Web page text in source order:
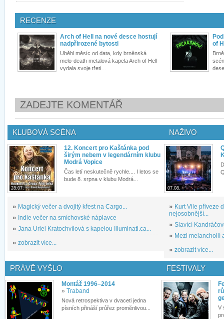
RECENZE
Arch of Hell na nové desce hostují
nadpřirozené bytosti
Uběhl měsíc od data, kdy brněnská
melo-death metalová kapela Arch of Hell
vydala svoje třetí...
of
ZADEJTE KOMENTÁŘ
KLUBOVÁ SCÉNA
28.07.
12. Koncert pro Kaštánka pod
širým nebem v legendárním klubu
Modrá Vopice
Čas letí neskutečně rychle.... I letos se
bude 8. srpna v klubu Modrá...
» Magický večer a dvojitý křest na Cargo...
» Indie večer na smíchovské náplavce
» Jana Uriel Kratochvílová s kapelou Illuminati.ca...
» zobrazit více...
NAŽIVO
07.08.
» Kurt Vile přiveze
nejosobnější...
» Slavící
» Mezi melancholií
» zobrazit více...
PRÁVĚ VYŠLO
Montáž 1996–2014
» Traband
Nová retrospektiva v dvaceti jedna
písních přináší průřez proměnlivou...
FESTIVALY
V